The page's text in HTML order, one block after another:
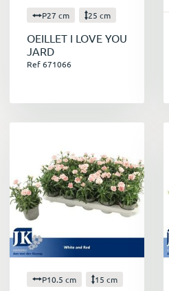
P27 cm 25 cm
OEILLET I LOVE YOU
JARD
Ref 671066
P10.5 cm 15 cm